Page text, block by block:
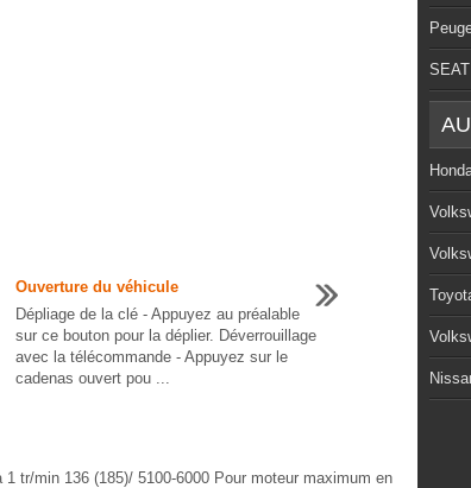
Ouverture du véhicule
Dépliage de la clé - Appuyez au préalable
sur ce bouton pour la déplier. Déverrouillage
avec la télécommande - Appuyez sur le
cadenas ouvert pou ...
tr/min 136 (185)/ 5100-6000 Pour moteur maximum en